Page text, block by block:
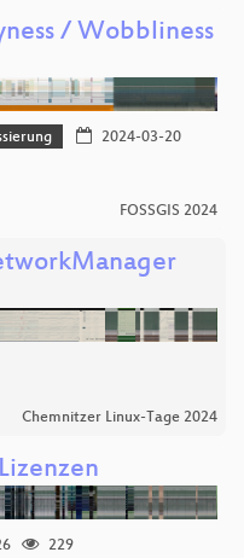
/ Wobbliness
2024-03-20
FOSSGIS 2024
Chemnitzer Linux-Tage 2024
229